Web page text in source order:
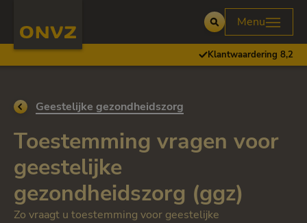
Open
Menu
Klantwaardering 8,2
Ga terug naar
Geestelijke gezondheidszorg
Toestemming vragen voor
geestelijke
gezondheidszorg (ggz)
Zo vraagt u toestemming voor geestelijke